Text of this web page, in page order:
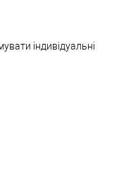
індивідуальні